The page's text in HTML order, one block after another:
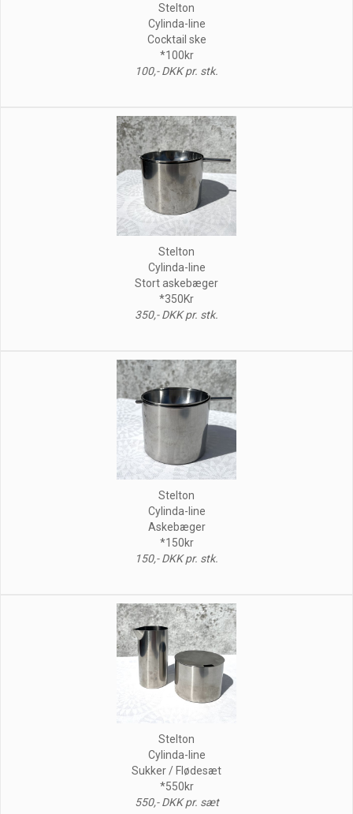
Stelton
Cylinda-line
Cocktail ske
*100kr
100,- DKK pr. stk.
Stelton
Cylinda-line
Stort askebæger
*350Kr
350,- DKK pr. stk.
Stelton
Cylinda-line
Askebæger
*150kr
150,- DKK pr. stk.
Stelton
Cylinda-line
Sukker / Flødesæt
*550kr
550,- DKK pr. sæt